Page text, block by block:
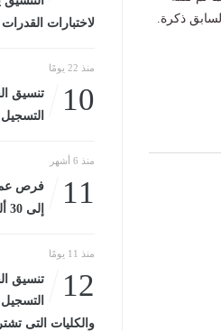
ذكرة.
لاختبارات القدرات
منذ 22 يومًا
10
التسجيل
منذ 6 أشهر
11
فرص
إلى 30 ألف جنيه.. اعرف التفاصيل
منذ 11 يومًا
12
والكليات التى